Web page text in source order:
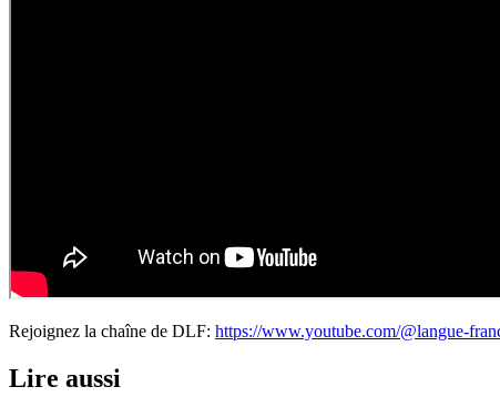
Rejoignez la chaîne de DLF: https://www.youtube.com/@langue-
Lire aussi